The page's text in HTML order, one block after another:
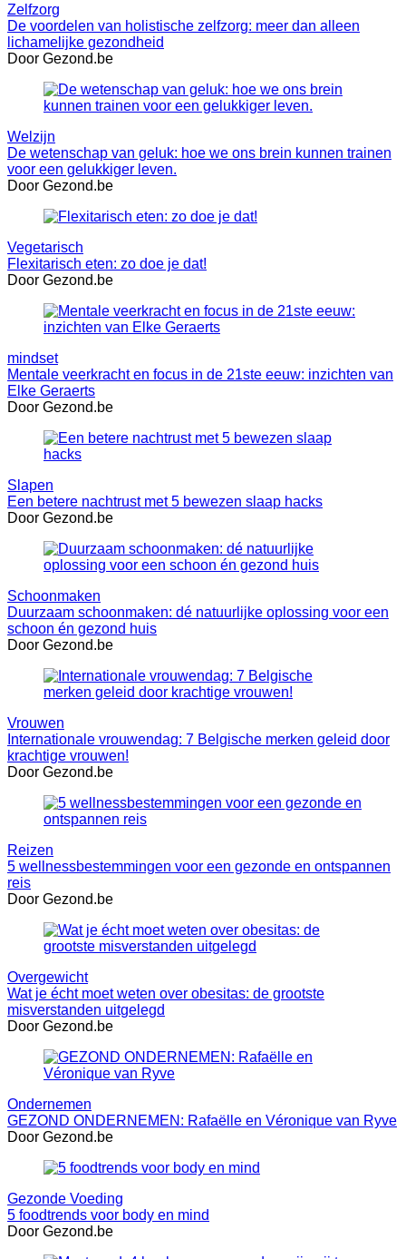
Zelfzorg
De voordelen van holistische zelfzorg: meer dan alleen
lichamelijke gezondheid
Door Gezond.be
Welzijn
De wetenschap van geluk: hoe we ons brein kunnen trainen
voor een gelukkiger leven.
Door Gezond.be
Vegetarisch
Flexitarisch eten: zo doe je dat!
Door Gezond.be
mindset
Mentale veerkracht en focus in de 21ste eeuw: inzichten van
Elke Geraerts
Door Gezond.be
Slapen
Een betere nachtrust met 5 bewezen slaap hacks
Door Gezond.be
Schoonmaken
Duurzaam schoonmaken: dé natuurlijke oplossing voor een
schoon én gezond huis
Door Gezond.be
Vrouwen
Internationale vrouwendag: 7 Belgische merken geleid door
krachtige vrouwen!
Door Gezond.be
Reizen
5 wellnessbestemmingen voor een gezonde en ontspannen
reis
Door Gezond.be
Overgewicht
Wat je écht moet weten over obesitas: de grootste
misverstanden uitgelegd
Door Gezond.be
Ondernemen
GEZOND ONDERNEMEN: Rafaëlle en Véronique van Ryve
Door Gezond.be
Gezonde Voeding
5 foodtrends voor body en mind
Door Gezond.be